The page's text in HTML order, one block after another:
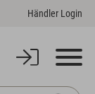
Händler Login